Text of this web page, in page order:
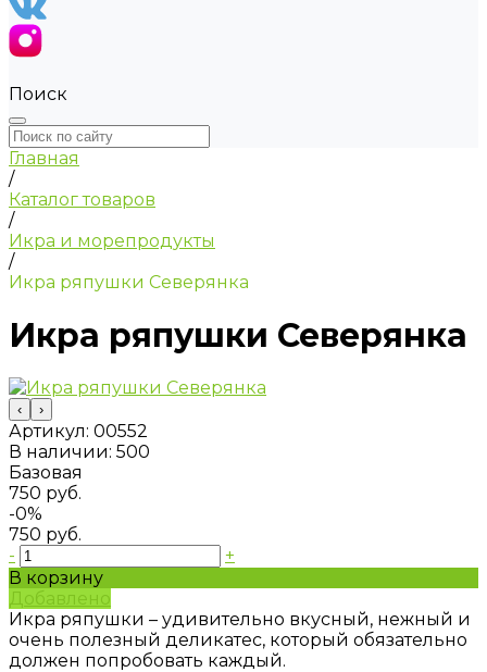
Поиск
Главная
/
Каталог товаров
/
Икра и морепродукты
/
Икра ряпушки Северянка
Икра ряпушки Северянка
‹ ›
Артикул: 00552
В наличии: 500
Базовая
750 руб.
-0%
750 руб.
-
+
В корзину
Добавлено
Икра ряпушки – удивительно вкусный, нежный и
очень полезный деликатес, который обязательно
должен попробовать каждый.